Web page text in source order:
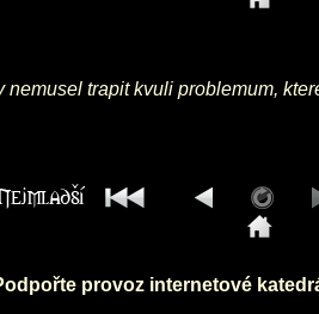
trapit kvuli problemum,
provoz internetové